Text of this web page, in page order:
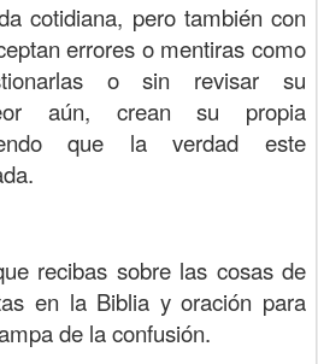
cotidiana, pero también con
errores o mentiras como
o sin revisar su
aún, crean su propia
que la verdad este
recibas sobre las cosas de
en la Biblia y oración para
de la confusión.